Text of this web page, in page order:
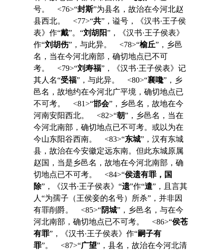
号。 <76>“封斯”为县名，故治在今河北赵
县西北。 <77>“共”，谥号，《汉书·王子侯
表》作“戴”。“刘胡阳”，《汉书·王子侯表》
作“刘胡伤”，与此异。 <78>“榆丘”，乡邑
名，当在今河北南部，确切地点已不可
考。 <79>“刘寿福”，《汉书·王子侯表》记
其人名“受福”，与此异。 <80>“襄嚵”，乡
邑名，故地约在今河北广平境，确切地点已
不可考。 <81>“邯会”，乡邑名，故地在今
河南安阳西北。 <82>“朝”，乡邑名，当在
今河北南部，确切地点已不可考。或以为在
今山东阳谷西南。 <83>“东城”，汉有东城
县，故治在今安徽定远东南。但此东城原属
赵国，当是乡邑名，故地在今河北南部，确
切地点已不可考。 <84>“侯遗有罪，国
除”，《汉书·王子侯表》“遗”作“遣”，且言其
人“为孺子（王侯妾的名号）所杀”，并非因
有罪削爵。 <85>“阴城”，乡邑名，与在今
河北南部，确切地点已不可考。 <86>“侯苍
有罪”，《汉书·王子侯表》作“嗣子有
罪”。 <87>“广望”，县名，故治在今河北清